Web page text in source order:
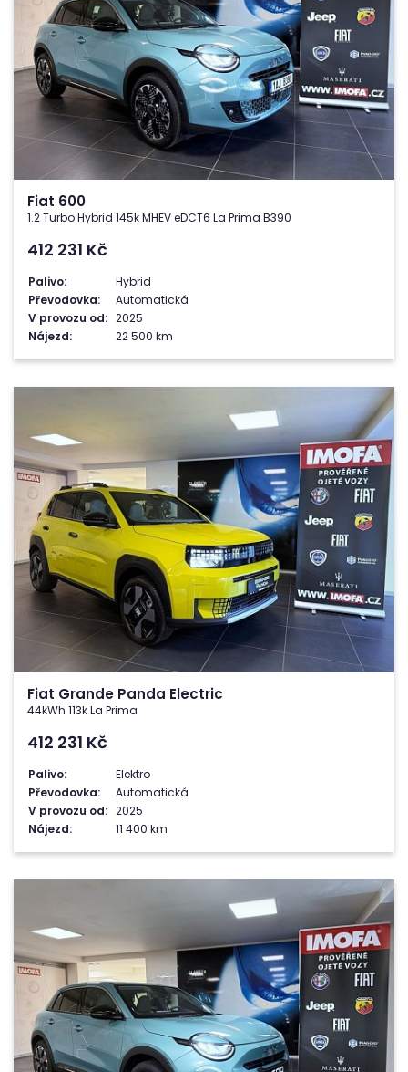
Fiat 600
1.2 Turbo Hybrid 145k MHEV eDCT6 La Prima B390
412 231 Kč
Palivo:
Hybrid
Převodovka:
Automatická
V provozu od: 2025
Nájezd:
22 500 km
Fiat Grande Panda Electric
44kWh 113k La Prima
412 231 Kč
Palivo:
Elektro
Převodovka:
Automatická
V provozu od: 2025
Nájezd:
11 400 km